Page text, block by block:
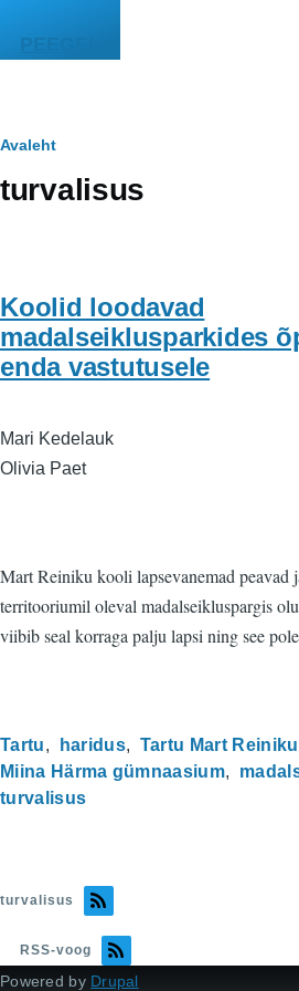
PEEGEL
Leivapuru
Avaleht
turvalisus
Koolid loodavad
madalseiklusparkides
enda vastutusele
Mari Kedelauk
Olivia Paet
Mart Reiniku kooli lapsevanemad peavad
territooriumil oleval madalseikluspargis
viibib seal korraga palju lapsi ning see
Tartu haridus
Tartu Mart
Miina Härma gümnaasium
turvalisus
turvalisus
RSS-voog
Powered by Drupal